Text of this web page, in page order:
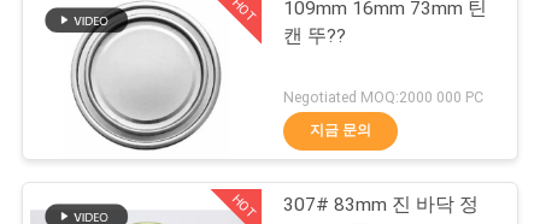
문
의
24
HOT
109mm 16mm 73mm 틴
캔 뚜??
Negotiated MOQ:2000 000 PC
지금 문의
HOT
307# 83mm 진 바닥 정